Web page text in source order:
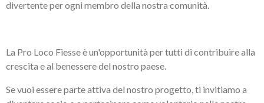
divertente per ogni membro della nostra comunità.
​La Pro Loco Fiesse è un'opportunità per tutti di contribuire alla
crescita e al benessere del nostro paese.
Se vuoi essere parte attiva del nostro progetto, ti invitiamo a